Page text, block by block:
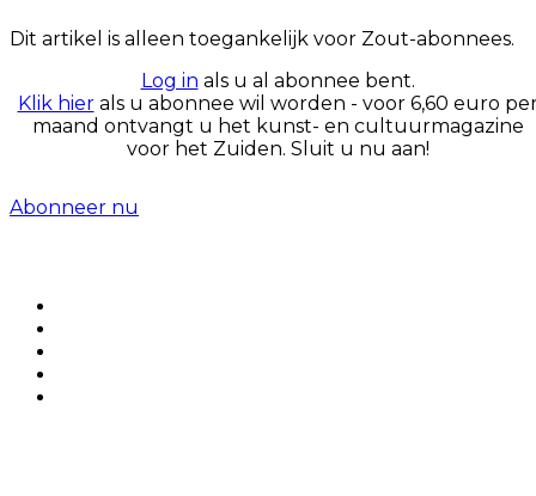
Dit artikel is alleen toegankelijk voor Zout-abonnees.
Log in als u al abonnee bent.
Klik hierals u abonnee wil worden - voor 6,60 euro
maand ontvangt u het kunst- en cultuurmagazine
voor het Zuiden. Sluit u nu aan!
Abonneer nu